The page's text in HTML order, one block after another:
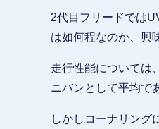
2代目フリードでは
は如何程なのか、興
走行性能については
ニバンとして平均で
しかしコーナリング